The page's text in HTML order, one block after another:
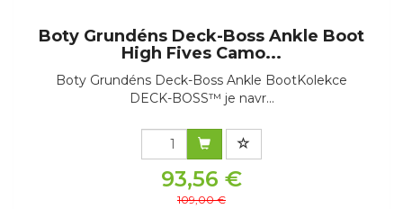
Boty Grundéns Deck-Boss Ankle Boot
High Fives Camo...
Boty Grundéns Deck-Boss Ankle BootKolekce
DECK-BOSS™ je navr...
93,56 €
109,00 €